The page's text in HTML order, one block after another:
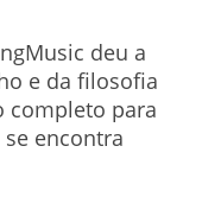
deu a
e da filosofia
completo para
se encontra